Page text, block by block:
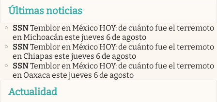
Últimas noticias
SSNTemblor en México HOY: de cuánto fue el terremoto
en Michoacán este jueves 6 de agosto
SSNTemblor en México HOY: de cuánto fue el terremoto
en Chiapas este jueves 6 de agosto
SSNTemblor en México HOY: de cuánto fue el terremoto
en Oaxaca este jueves 6 de agosto
Actualidad